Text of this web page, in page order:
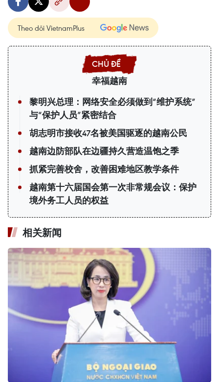
Theo dõi VietnamPlus
幸福越南
黎明兴总理：网络安全必须做到“维护系统”
与“保护人员”紧密结合
胡志明市接收47名被美国驱逐的越南公民
越南边防部队在边疆持久营造温饱之季
抓紧完善校舍，改善困难地区教学条件
越南第十六届国会第一次非常规会议：保护
境外务工人员的权益
相关新闻